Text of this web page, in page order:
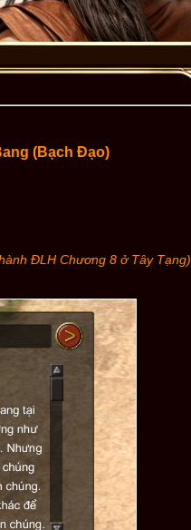
(Bạch Đạo)
ĐLH Chương 8 ở Tây Tạng)